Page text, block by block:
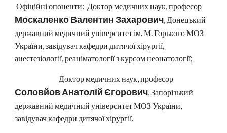
Офіційні опоненти: Доктор медичних наук, професор
Москаленко Валентин Захарович, Донецький
державний медичний університет ім. М. Горького МОЗ
України, завідувач кафедри дитячої хірургії,
анестезіології, реаніматології з курсом неонатології;
Доктор медичних наук, професор
Соловйов Анатолій Єгорович, Запорізький
державний медичний університет МОЗ України,
завідувач кафедри дитячої хірургії.